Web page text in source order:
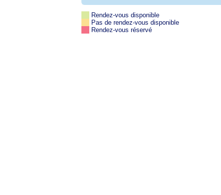
Rendez-vous disponible
Pas de rendez-vous disponible
Rendez-vous réservé